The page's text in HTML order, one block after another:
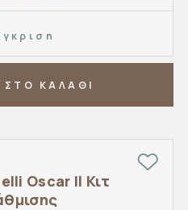
ΚΑΛΑΘΙ
Oscar II Κιτ